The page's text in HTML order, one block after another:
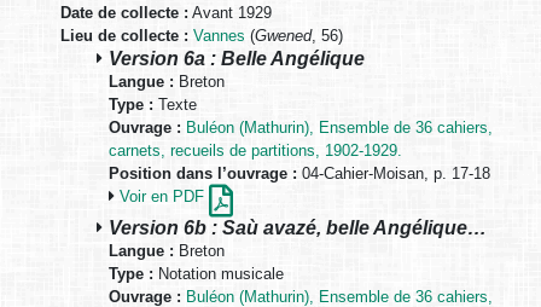
Date de collecte : Avant 1929
Lieu de collecte : Vannes (Gwened, 56)
Version 6a : Belle Angélique
Langue : Breton
Type : Texte
Ouvrage : Buléon (Mathurin), Ensemble de 36 cahiers,
carnets, recueils de partitions, 1902-1929.
Position dans l’ouvrage : 04-Cahier-Moisan, p. 17-18
Voir en PDF
Version 6b : Saù avazé, belle Angélique…
Langue : Breton
Type : Notation musicale
Ouvrage : Buléon (Mathurin), Ensemble de 36 cahiers,